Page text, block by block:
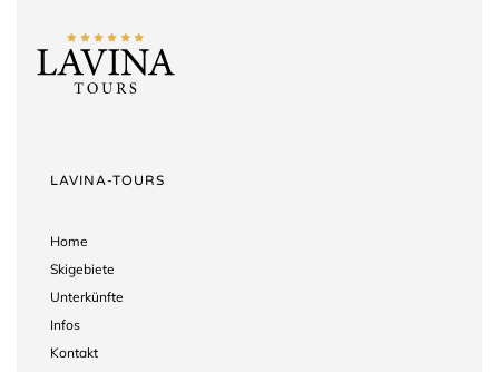
LAVINA-TOURS
Home
Skigebiete
Unterkünfte
Infos
Kontakt